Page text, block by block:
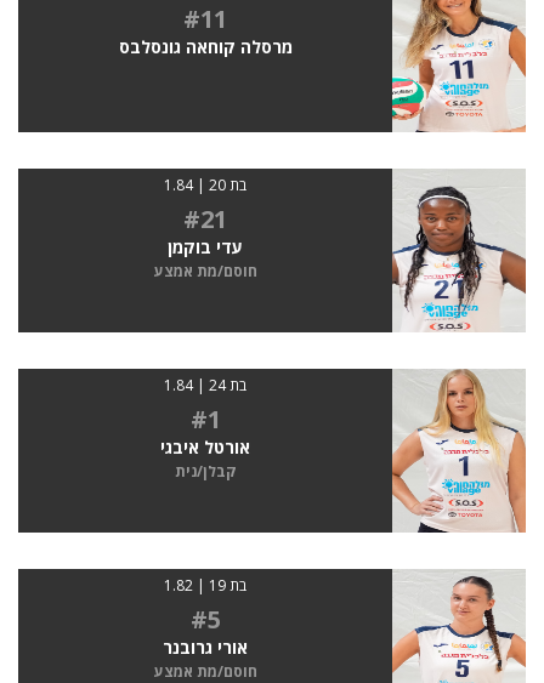
#11
מרסלה קוחאה גונסלבס
בת 20 | 1.84
#21
עדי בוקמן
חוסם/מת אמצע
בת 24 | 1.84
#1
אורטל איבגי
קבלן/נית
בת 19 | 1.82
#5
אורי גרובנר
חוסם/מת אמצע